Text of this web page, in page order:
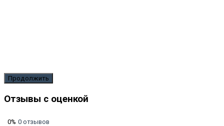
Продолжить
Отзывы с оценкой
0% 0 отзывов